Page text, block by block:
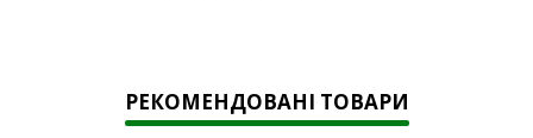
РЕКОМЕНДОВАНІ ТОВАРИ